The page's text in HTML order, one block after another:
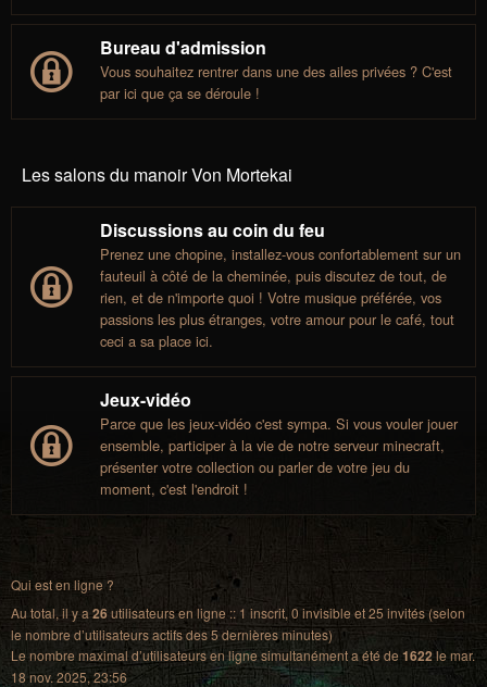
Bureau d'admission
Vous souhaitez rentrer dans une des ailes privées ? C'est
par ici que ça se déroule !
Les salons du manoir Von Mortekai
Discussions au coin du feu
Prenez une chopine, installez-vous confortablement sur un
fauteuil à côté de la cheminée, puis discutez de tout, de
rien, et de n'importe quoi ! Votre musique préférée, vos
passions les plus étranges, votre amour pour le café, tout
ceci a sa place ici.
Jeux-vidéo
Parce que les jeux-vidéo c'est sympa. Si vous vouler jouer
ensemble, participer à la vie de notre serveur minecraft,
présenter votre collection ou parler de votre jeu du
moment, c'est l'endroit !
Qui est en ligne ?
Au total, il y a 26 utilisateurs en ligne :: 1 inscrit, 0 invisible et 25 invités (selon
le nombre d’utilisateurs actifs des 5 dernières minutes)
Le nombre maximal d’utilisateurs en ligne simultanément a été de1622le mar.
18 nov. 2025, 23:56